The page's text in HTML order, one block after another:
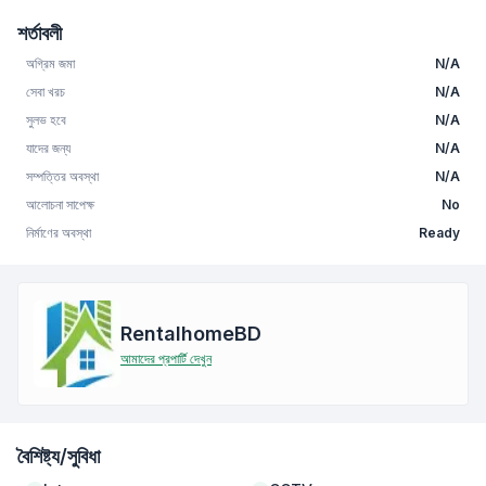
শর্তাবলী
অগ্রিম জমা
N/A
সেবা খরচ
N/A
সুলভ হবে
N/A
যাদের জন্য
N/A
সম্পত্তির অবস্থা
N/A
আলোচনা সাপেক্ষ
No
নির্মাণের অবস্থা
Ready
RentalhomeBD
আমাদের প্রপার্টি দেখুন
বৈশিষ্ট্য/সুবিধা